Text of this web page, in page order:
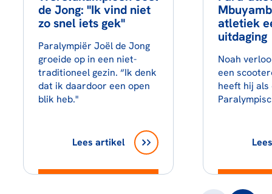
de Jong: "Ik vind niet
zo snel iets gek"
Paralympiër Joël de Jong
groeide op in een niet-
traditioneel gezin. “Ik denk
dat ik daardoor een open
blik heb."
Lees artikel
atletiek
uitdaging
Noah
een
heeft hij als